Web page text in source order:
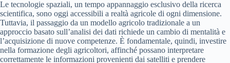
Le tecnologie spaziali, un tempo appannaggio esclusivo della ricerca
scientifica, sono oggi accessibili a realtà agricole di ogni dimensione.
Tuttavia, il passaggio da un modello agricolo tradizionale a un
approccio basato sull’analisi dei dati richiede un cambio di mentalità e
l’acquisizione di nuove competenze. È fondamentale, quindi, investire
nella formazione degli agricoltori, affinché possano interpretare
correttamente le informazioni provenienti dai satelliti e prendere